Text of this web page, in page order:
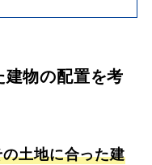
物の配置を考
土地に合った建